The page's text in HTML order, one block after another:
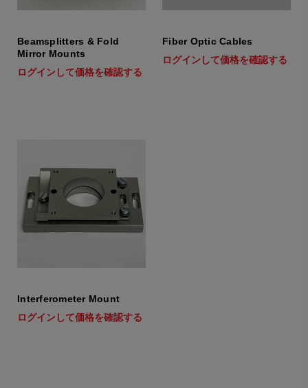
Beamsplitters & Fold
Mirror Mounts
ログインして価格を確認する
Fiber Optic Cables
ログインして価格を確認する
Interferometer Mount
ログインして価格を確認する